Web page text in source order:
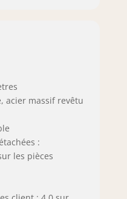
acier massif revêtu
:
les pièces